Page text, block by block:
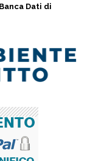
Dati di